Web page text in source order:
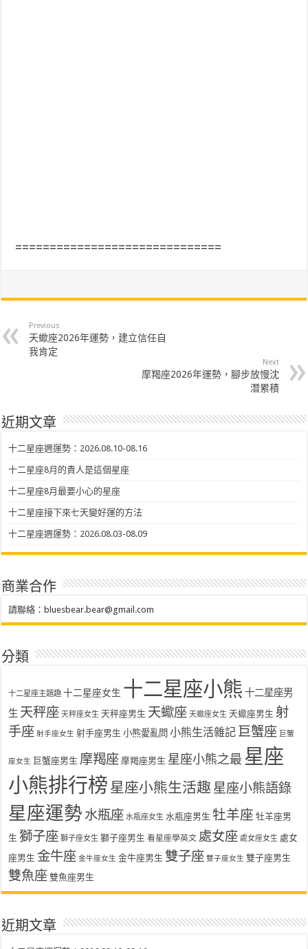
==============================
Previous
天蠍座2026年運勢，建立信任自
我肯定
Next
摩羯座2026年運勢，腳步放慢沈
潛累積
近期文章
十二星座週運勢：2026.08.10-08.16
十二星座8月的貴人是這個星座
十二星座8月最要小心的星座
十二星座接下來七天變好運的方法
十二星座週運勢：2026.08.03-08.09
商業合作
請聯絡： bluesbear.bear@gmail.com
分類
十二星座主題趣 十二星座女生 十二星座小熊 十二星座男
生 天秤座 天秤座女生 天秤座男生 天蠍座 天蠍座女生 天蠍座男生 射
手座 射手座女生 射手座男生 小熊愛亂問 小熊生活雜記 巨蟹座 巨蟹
座女生 巨蟹座男生 摩羯座 摩羯座男生 星座小熊之最 星座
小熊排行榜 星座小熊生活趣 星座小熊語錄
星座運勢 水瓶座 水瓶座女生 水瓶座男生 牡羊座 牡羊座男
生 獅子座 獅子座女生 獅子座男生 看星座學英文 處女座 處女座女生 處女
座男生 金牛座 金牛座女生 金牛座男生 雙子座 雙子座女生 雙子座男生
雙魚座 雙魚座男生
近期文章